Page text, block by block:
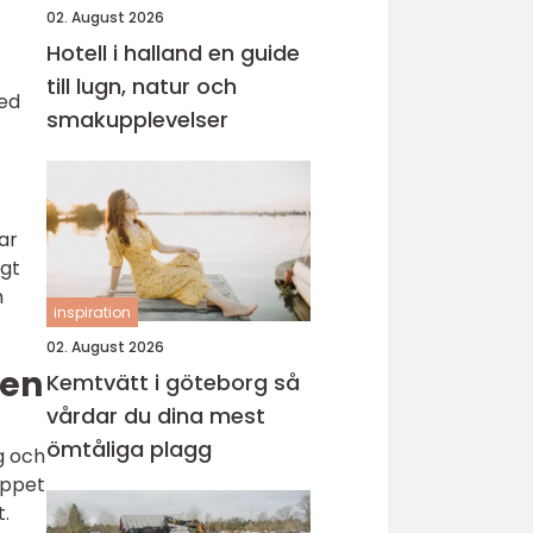
och
02. August 2026
Hotell i halland en guide
till lugn, natur och
smakupplevelser
inspiration
02. August 2026
Kemtvätt i göteborg så
vårdar du dina mest
ömtåliga plagg